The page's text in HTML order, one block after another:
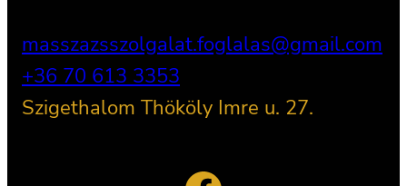
masszazsszolgalat.foglalas@gmail.com
+36 70 613 3353
Szigethalom Thököly Imre u. 27.